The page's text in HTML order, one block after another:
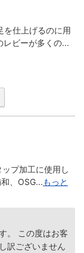
を仕上げるのに用
レビーが多くの...
プ加工に使用し
、OSG...もっと
。 この度はお客
訳ございません